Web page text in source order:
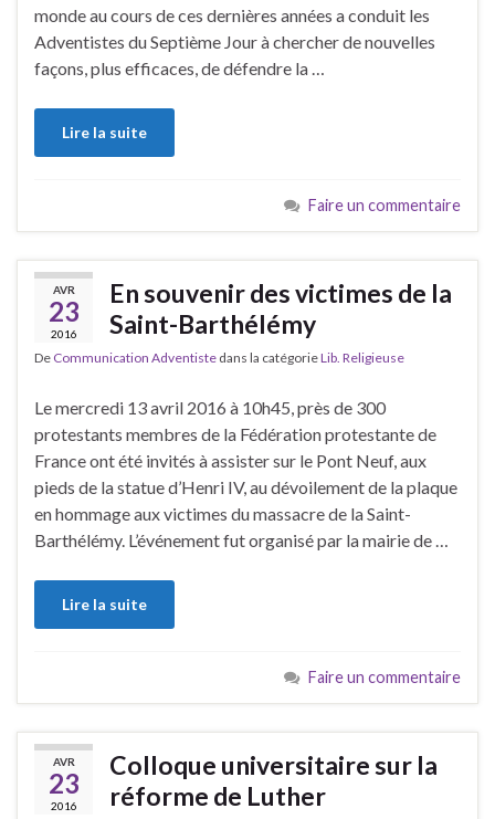
monde au cours de ces dernières années a conduit les
Adventistes du Septième Jour à chercher de nouvelles
façons, plus efficaces, de défendre la …
Lire la suite
Faire un commentaire
AVR
23
2016
En souvenir des victimes de la
Saint-Barthélémy
De Communication Adventiste dans la catégorieLib. Religieuse
Le mercredi 13 avril 2016 à 10h45, près de 300
protestants membres de la Fédération protestante de
France ont été invités à assister sur le Pont Neuf, aux
pieds de la statue d’Henri IV, au dévoilement de la plaque
en hommage aux victimes du massacre de la Saint-
Barthélémy. L’événement fut organisé par la mairie de …
Lire la suite
Faire un commentaire
AVR
23
2016
Colloque universitaire sur la
réforme de Luther